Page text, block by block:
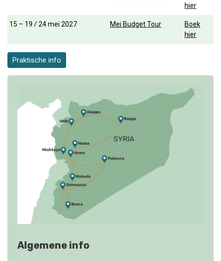
hier
15 – 19 / 24 mei 2027 Mei Budget Tour
Boek
hier
Praktische info
Algemene info